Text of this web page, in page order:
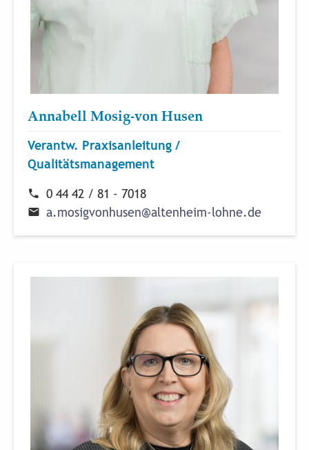
Annabell Mosig-von Husen
Verantw. Praxisanleitung /
Qualitätsmanagement
0 44 42 / 81 - 7018
a.mosigvonhusen@altenheim-lohne.de